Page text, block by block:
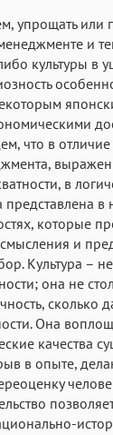
упрощать или
и
культуры в
что в
в
представлена
которые
и
Культура – не
она не
сколько
Она
качества
в опыте,